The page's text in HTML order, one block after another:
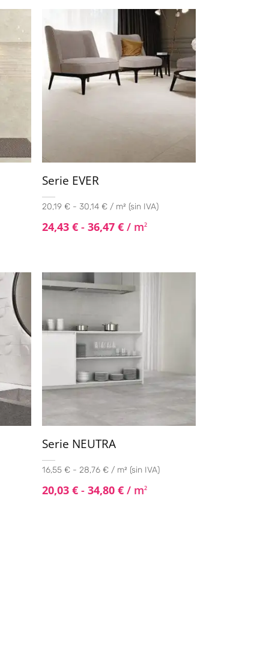
Serie EVER
20,19 € - 30,14 € / m² (sin IVA)
24,43 € - 36,47 €/ m2
Serie NEUTRA
16,55 € - 28,76 € / m² (sin IVA)
20,03 € - 34,80 €/ m2